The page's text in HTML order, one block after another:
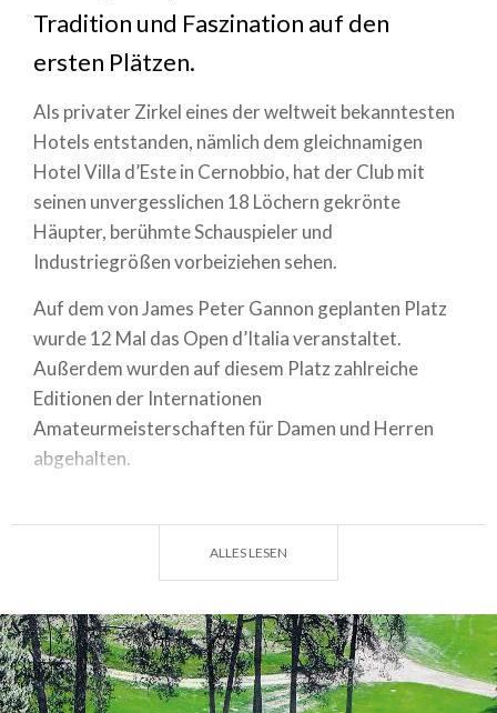
Tradition und Faszination auf den
ersten Plätzen.
Als privater Zirkel eines der weltweit bekanntesten
Hotels entstanden, nämlich dem gleichnamigen
Hotel Villa d’Este in Cernobbio, hat der Club mit
seinen unvergesslichen 18 Löchern gekrönte
Häupter, berühmte Schauspieler und
Industriegrößen vorbeiziehen sehen.
Auf dem von James Peter Gannon geplanten Platz
wurde 12 Mal das Open d’Italia veranstaltet.
Außerdem wurden auf diesem Platz zahlreiche
Editionen der Internationen
Amateurmeisterschaften für Damen und Herren
abgehalten.
Trolleyverleih, Restaurant.
Gründungsjahr: 1926
Designer: James Peter Gannon
Par: 69 Anz
Löcher: 18
ALLES LESEN